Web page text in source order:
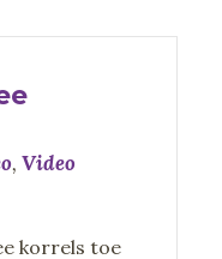
, Video
korrels toe